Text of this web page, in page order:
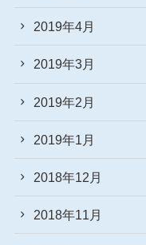
2019年4月
2019年3月
2019年2月
2019年1月
2018年12月
2018年11月